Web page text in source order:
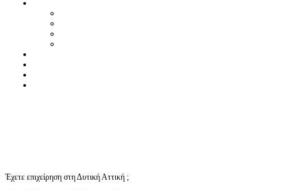
Έχετε επιχείρηση στη Δυτική Αττική ;